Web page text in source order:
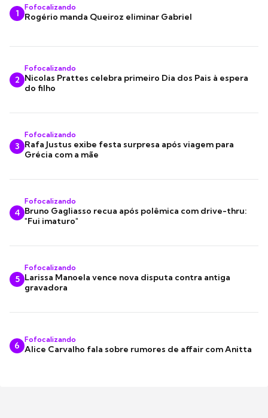
1
Fofocalizando
Rogério manda Queiroz eliminar Gabriel
2
Fofocalizando
Nicolas Prattes celebra primeiro Dia dos Pais à espera
do filho
3
Fofocalizando
Rafa Justus exibe festa surpresa após viagem para
Grécia com a mãe
4
Fofocalizando
Bruno Gagliasso recua após polêmica com drive-thru:
"Fui imaturo"
5
Fofocalizando
Larissa Manoela vence nova disputa contra antiga
gravadora
6
Fofocalizando
Alice Carvalho fala sobre rumores de affair com Anitta